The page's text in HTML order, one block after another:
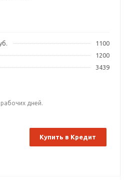
1100
1200
3439
дней.
Купить в Кредит